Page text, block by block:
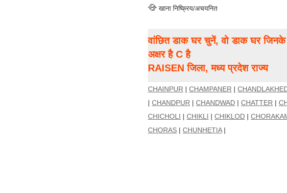
खाना निष्क्रिय/अचयनित
वांछित डाक घर चुनें, वो डाक घर जिनके
अक्षर है C है
RAISEN जिला, मध्य प्रदेश राज्य
CHAINPUR | CHAMPANER |
| CHANDPUR | CHANDWAD | CHATTER |
CHICHOLI | CHIKLI | CHIKLOD |
CHORAS | CHUNHETIA|